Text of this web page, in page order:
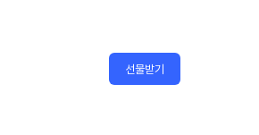
선물받기